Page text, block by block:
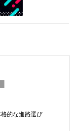
的な進路選び